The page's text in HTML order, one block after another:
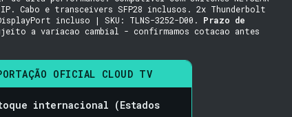
Cabo e transceivers SFP28 inclusos. 2x Thunderbolt
incluso | SKU: TLNS-3252-D00. Prazo de
a variacao cambial - confirmamos cotacao antes
OFICIAL CLOUD TV
internacional (Estados